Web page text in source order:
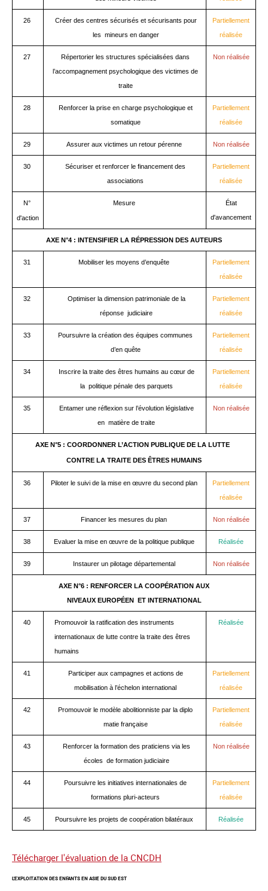
26
Créer des centres sécurisés et sécurisants pour
les mineurs en danger
Partiellement
réalisée
27
Répertorier les structures spécialisées dans
l’accompagnement psychologique des victimes de
traite
Non réalisée
28
Renforcer la prise en charge psychologique et
somatique
Partiellement
réalisée
29 Assurer aux victimes un retour pérenne Non réalisée
30
Sécuriser et renforcer le financement des
associations
Partiellement
réalisée
N°
d'action
Mesure État
d'avancement
AXE N°4 : INTENSIFIER LA RÉPRESSION DES AUTEURS
31 Mobiliser les moyens d’enquête
Partiellement
réalisée
32
Optimiser la dimension patrimoniale de la
réponse judiciaire
Partiellement
réalisée
33
Poursuivre la création des équipes communes
d’en quête
Partiellement
réalisée
34
Inscrire la traite des êtres humains au cœur de
la politique pénale des parquets
Partiellement
réalisée
35
Entamer une réflexion sur l’évolution législative
en matière de traite
Non réalisée
AXE N°5 : COORDONNER L’ACTION PUBLIQUE DE LA LUTTE
CONTRE LA TRAITE DES ÊTRES HUMAINS
36 Piloter le suivi de la mise en œuvre du second plan
Partiellement
réalisée
37 Financer les mesures du plan Non réalisée
38 Evaluer la mise en œuvre de la politique publique Réalisée
39 Instaurer un pilotage départemental Non réalisée
AXE N°6 : RENFORCER LA COOPÉRATION AUX
NIVEAUX EUROPÉEN ET INTERNATIONAL
40
Promouvoir la ratification des instruments
internationaux de lutte contre la traite des êtres
humains
Réalisée
41
Participer aux campagnes et actions de
mobilisation à l’échelon international
Partiellement
réalisée
42
Promouvoir le modèle abolitionniste par la diplo
matie française
Partiellement
réalisée
43
Renforcer la formation des praticiens via les
écoles de formation judiciaire
Non réalisée
44
Poursuivre les initiatives internationales de
formations pluri-acteurs
Partiellement
réalisée
45 Poursuivre les projets de coopération bilatéraux Réalisée
Télécharger l'évaluation de la CNCDH
L'EXPLOITATION DES ENFANTS EN ASIE DU SUD EST